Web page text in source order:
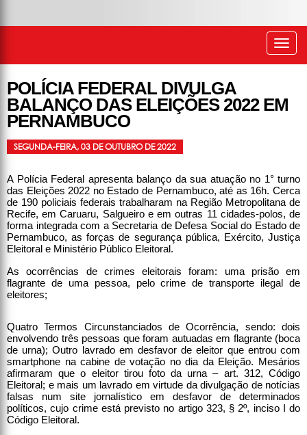
POLÍCIA FEDERAL DIVULGA
BALANÇO DAS ELEIÇÕES 2022 EM
PERNAMBUCO
SEGUNDA-FEIRA, 03 DE OUTUBRO DE 2022
A Polícia Federal apresenta balanço da sua atuação no 1° turno
das Eleições 2022 no Estado de Pernambuco, até as 16h. Cerca
de 190 policiais federais trabalharam na Região Metropolitana de
Recife, em Caruaru, Salgueiro e em outras 11 cidades-polos, de
forma integrada com a Secretaria de Defesa Social do Estado de
Pernambuco, as forças de segurança pública, Exército, Justiça
Eleitoral e Ministério Público Eleitoral.
As ocorrências de crimes eleitorais foram: uma prisão em
flagrante de uma pessoa, pelo crime de transporte ilegal de
eleitores;
Quatro Termos Circunstanciados de Ocorrência, sendo: dois
envolvendo três pessoas que foram autuadas em flagrante (boca
de urna); Outro lavrado em desfavor de eleitor que entrou com
smartphone na cabine de votação no dia da Eleição. Mesários
afirmaram que o eleitor tirou foto da urna – art. 312, Código
Eleitoral; e mais um lavrado em virtude da divulgação de notícias
falsas num site jornalístico em desfavor de determinados
políticos, cujo crime está previsto no artigo 323, § 2º, inciso I do
Código Eleitoral.